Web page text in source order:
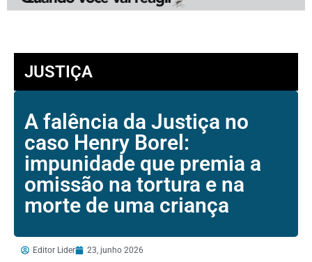
JUSTIÇA
A falência da Justiça no
caso Henry Borel:
impunidade que premia a
omissão na tortura e na
morte de uma criança
Editor Lider 23, junho 2026